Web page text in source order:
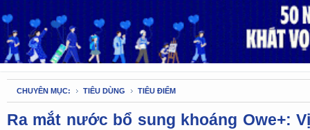
CHUYÊN MỤC: TIÊU DÙNG TIÊU ĐIỂM
Ra mắt nước bổ sung khoáng Owe+: